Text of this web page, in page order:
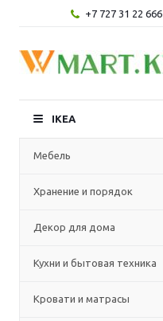
+7 727 31 22 666
IKEA
Мебель
Хранение и порядок
Декор для дома
Кухни и бытовая техника
Кровати и матрасы